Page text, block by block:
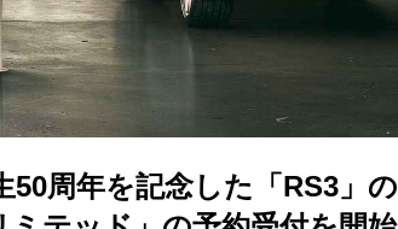
周年を記念した「RS3」の